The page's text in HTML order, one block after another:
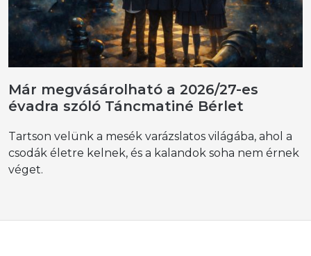
Már megvásárolható a 2026/27-es
évadra szóló Táncmatiné Bérlet
Tartson velünk a mesék varázslatos világába, ahol a
csodák életre kelnek, és a kalandok soha nem érnek
véget.